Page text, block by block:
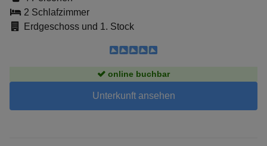
2 Schlafzimmer
Erdgeschoss und 1. Stock
online buchbar
Unterkunft ansehen